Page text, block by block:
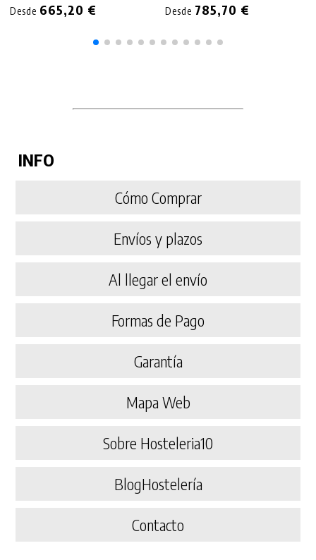
Desde 665,20 € Desde 785,70 €
INFO
Cómo Comprar
Envíos y plazos
Al llegar el envío
Formas de Pago
Garantía
Mapa Web
Sobre Hosteleria10
BlogHostelería
Contacto